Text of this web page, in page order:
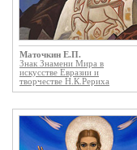
Маточкин Е.П.
Знак Знамени Мира в
искусстве Евразии и
творчестве Н.К.Рериха